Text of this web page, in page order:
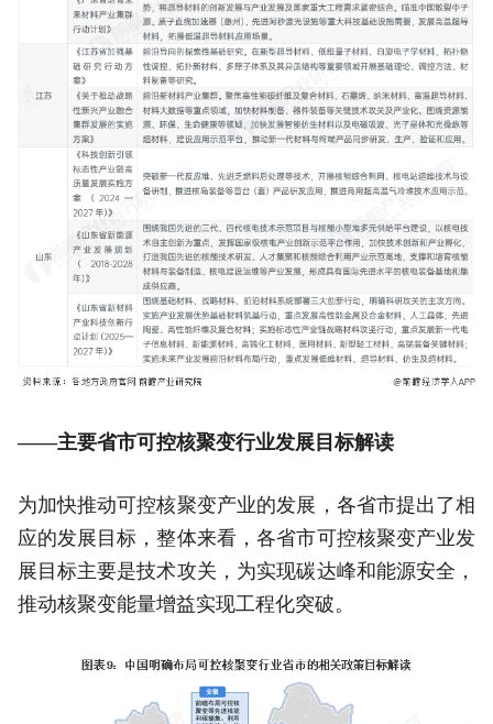
——主要省市可控核聚变行业发展目标解读
为加快推动可控核聚变产业的发展，各省市提出了相
应的发展目标，整体来看，各省市可控核聚变产业发
展目标主要是技术攻关，为实现碳达峰和能源安全，
推动核聚变能量增益实现工程化突破。